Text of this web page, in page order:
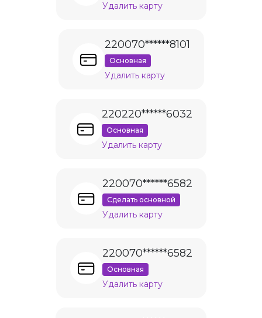
Удалить карту
220070******8101
Основная
Удалить карту
220220******6032
Основная
Удалить карту
220070******6582
Сделать основной
Удалить карту
220070******6582
Основная
Удалить карту